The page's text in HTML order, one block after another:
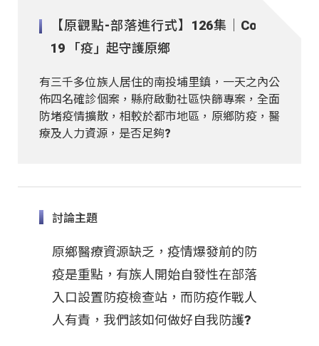
【原觀點-部落進行式】126集｜Covid-
19 「疫」起守護原鄉
有三千多位族人居住的南投埔里鎮，一天之內公
佈四名確診個案，縣府啟動社區快篩專案，全面
防堵疫情擴散，相較於都市地區，原鄉防疫，醫
療及人力資源，是否足夠?
討論主題
原鄉醫療資源缺乏，疫情爆發前的防
疫是重點，有族人開始自發性在部落
入口設置防疫檢查站，而防疫作戰人
人有責，我們該如何做好自我防護?